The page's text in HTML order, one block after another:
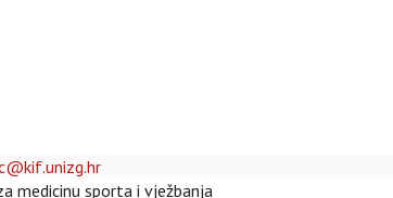
medicinu sporta i vježbanja